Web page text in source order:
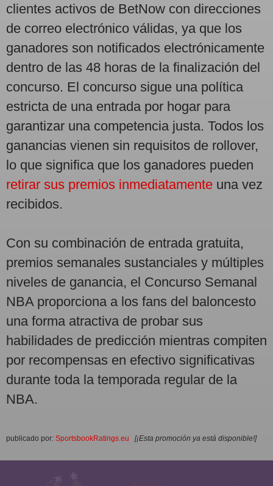
clientes activos de BetNow con direcciones
de correo electrónico válidas, ya que los
ganadores son notificados electrónicamente
dentro de las 48 horas de la finalización del
concurso. El concurso sigue una política
estricta de una entrada por hogar para
garantizar una competencia justa. Todos los
ganancias vienen sin requisitos de rollover,
lo que significa que los ganadores pueden
retirar sus premios inmediatamente una vez
recibidos.
Con su combinación de entrada gratuita,
premios semanales sustanciales y múltiples
niveles de ganancia, el Concurso Semanal
NBA proporciona a los fans del baloncesto
una forma atractiva de probar sus
habilidades de predicción mientras compiten
por recompensas en efectivo significativas
durante toda la temporada regular de la
NBA.
publicado por: SportsbookRatings.eu [¡Esta promoción ya está disponible!]